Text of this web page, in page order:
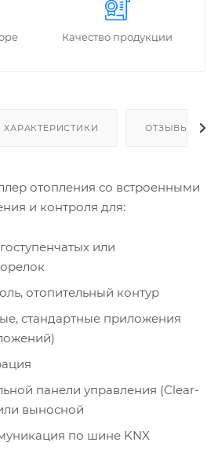
Качество продукции
ХАРАКТЕРИСТИКИ ОТЗЫВЫ
отопления со встроенными
и контроля для:
или
отопительный контур
стандартные приложения
панели управления (Clear-
выносной
по шине KNX